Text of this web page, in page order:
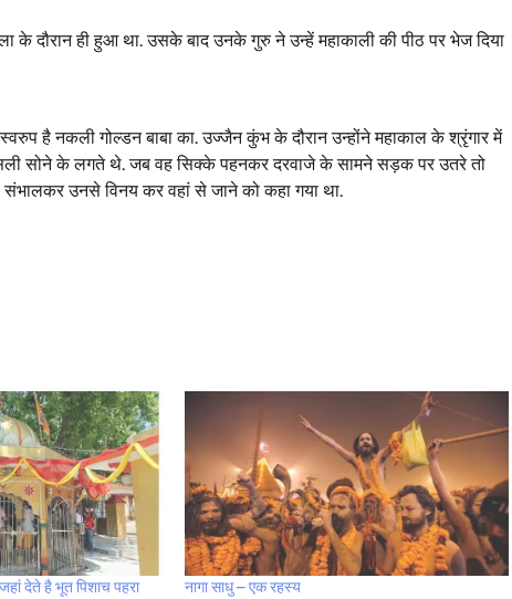
के दौरान ही हुआ था. उसके बाद उनके गुरु ने उन्हें महाकाली की पीठ पर भेज दिया
है नकली गोल्डन बाबा का. उज्जैन कुंभ के दौरान उन्होंने महाकाल के श्रृंगार में
सोने के लगते थे. जब वह सिक्के पहनकर दरवाजे के सामने सड़क पर उतरे तो
संभालकर उनसे विनय कर वहां से जाने को कहा गया था.
देते है भूत पिशाच पहरा नागा साधु – एक रहस्य